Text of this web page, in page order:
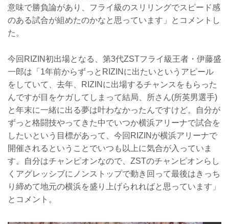
意味で勝負論があり、フライ級のスリリングでスピード感
のある試合が組めたのかなと思っています」とコメントし
た。
今回RIZIN初出場となる、第3代ZSTフライ級王者・伊藤盛
一郎は「1年前からずっとRIZINに出たいというアピール
をしていて、去年、RIZINに出場するチャンスをもらった
んですが目をケガしてしまって結局、所さん(所英男選手)
と年末に一緒に出る夢は叶わなかったんですけど。自分が
ずっと格闘技やってきた中でいつか横浜アリーナで試合を
したいという目標があって、今回RIZINが横浜アリーナで
開催されるということでいつも以上に気合が入っていま
す。自分はチャンピオンなので、ZSTのチャンピオンらし
くアグレッシブにノンストップで動き回って最後はきっち
り締めて地元の横浜を盛り上げられればと思っています」
とコメント。